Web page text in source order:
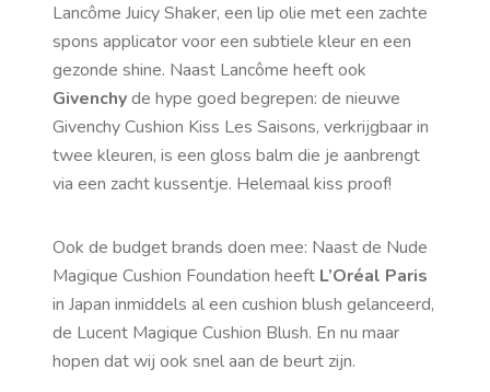
Lancôme Juicy Shaker, een lip olie met een zachte
spons applicator voor een subtiele kleur en een
gezonde shine. Naast Lancôme heeft ook
Givenchyde hype goed begrepen: de nieuwe
Givenchy Cushion Kiss Les Saisons, verkrijgbaar in
twee kleuren, is een gloss balm die je aanbrengt
via een zacht kussentje. Helemaalkiss proof!
Ook de budget brands doen mee: Naast de Nude
Magique Cushion Foundation heeft L’Oréal Paris
in Japan inmiddels al een cushion blush gelanceerd,
de Lucent Magique Cushion Blush. En nu maar
hopen dat wij ook snel aan de beurt zijn.